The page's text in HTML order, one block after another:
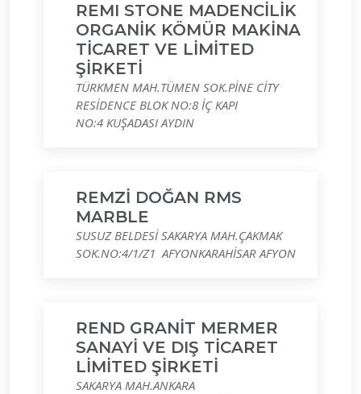
REMI STONE MADENCİLİK
ORGANİK KÖMÜR MAKİNA
TİCARET VE LİMİTED
ŞİRKETİ
TÜRKMEN MAH.TÜMEN SOK.PİNE CİTY
RESİDENCE BLOK NO:8 İÇ KAPI
NO:4 KUŞADASI AYDIN
REMZİ DOĞAN RMS
MARBLE
SUSUZ BELDESİ SAKARYA MAH.ÇAKMAK
SOK.NO:4/1/Z1 AFYONKARAHİSAR AFYON
REND GRANİT MERMER
SANAYİ VE DIŞ TİCARET
LİMİTED ŞİRKETİ
SAKARYA MAH.ANKARA